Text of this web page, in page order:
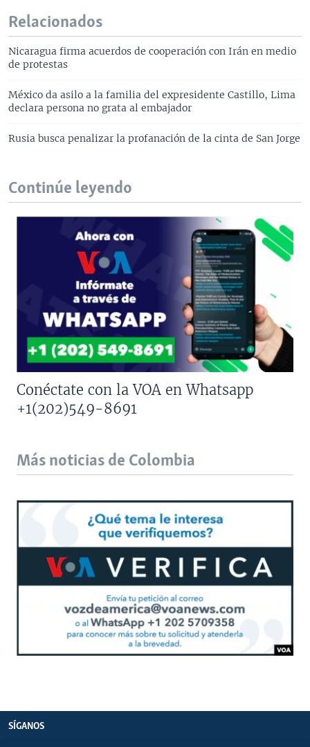
Relacionados
Nicaragua firma acuerdos de cooperación con Irán en medio
de protestas
México da asilo a la familia del expresidente Castillo, Lima
declara persona no grata al embajador
Rusia busca penalizar la profanación de la cinta de San Jorge
Continúe leyendo
Conéctate con la VOA en Whatsapp
+1(202)549-8691
Más noticias de Colombia
SÍGANOS